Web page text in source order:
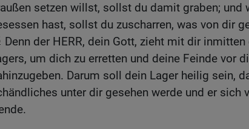
setzen willst, sollst du damit graben; und
hast, sollst du zuscharren, was von dir
Denn der HERR, dein Gott, zieht mit dir inmitten
um dich zu erretten und deine Feinde vor
Darum soll dein Lager heilig sein,
unter dir gesehen werde und er sich